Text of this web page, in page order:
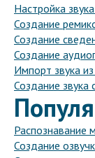
Настройка
Создание
Создание
Создание
Импорт звука
Создание звука
Распознавание
Создание